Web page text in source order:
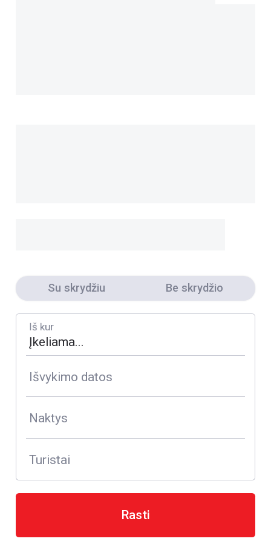
Su skrydžiu Be skrydžio
Iš kur
Išvykimo datos
Naktys
Turistai
Rasti